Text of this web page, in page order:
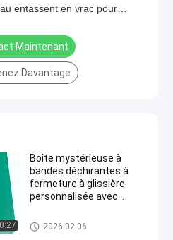
entassent en vrac pour
Maintenant
Davantage
Boîte mystérieuse à
bandes déchirantes à
fermeture à glissière
personnalisée avec
un emballage sécurisé
carton d'expédition ondulé
2026-02-06